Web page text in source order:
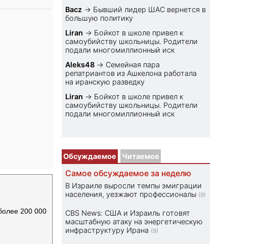
200 000
Bacz → Бывший лидер ШАС вернется в
большую политику
Liran → Бойкот в школе привел к
самоубийству школьницы. Родители
подали многомиллионный иск
Aleks48 → Семейная пара
репатриантов из Ашкелона работала
на иранскую разведку
Liran → Бойкот в школе привел к
самоубийству школьницы. Родители
подали многомиллионный иск
Обсуждаемое Читаемое
Самое обсуждаемое за неделю
В Израиле выросли темпы эмиграции
населения, уезжают профессионалы (9)
CBS News: США и Израиль готовят
масштабную атаку на энергетическую
инфраструктуру Ирана (9)